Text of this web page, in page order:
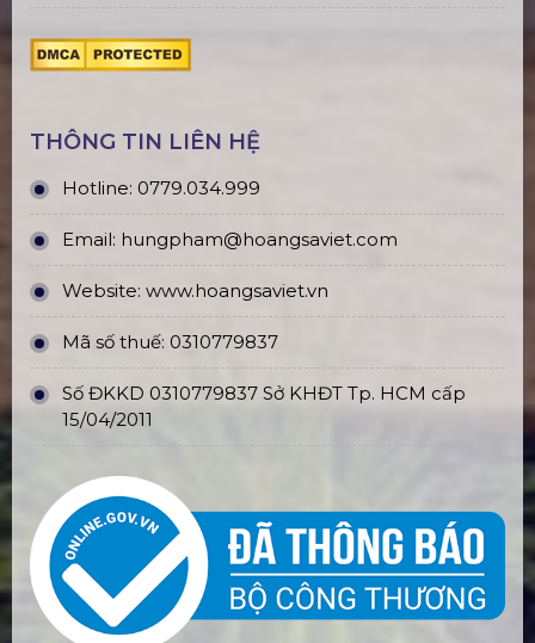
THÔNG TIN LIÊN HỆ
Hotline: 0779.034.999
Email: hungpham@hoangsaviet.com
Website: www.hoangsaviet.vn
Mã số thuế: 0310779837
Số ĐKKD 0310779837 Sở KHĐT Tp. HCM cấp
15/04/2011